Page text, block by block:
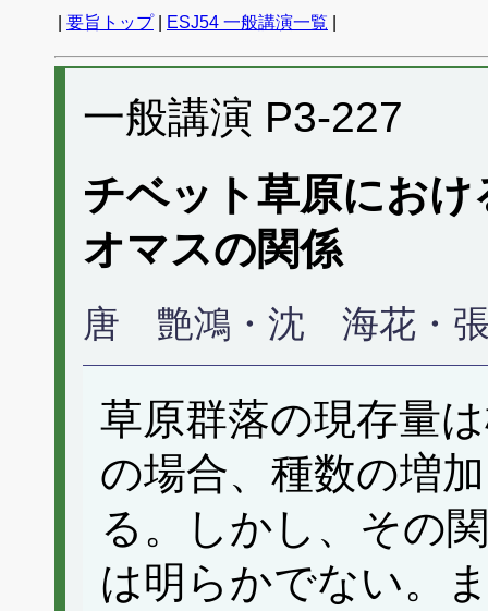
要旨トップ| ESJ54 一般講演一覧
一般講演 P3-227
チベット草原にお
オマスの関係
唐 艶鴻・沈 海花・
草原群落の現存量
の場合、種数の増
る。しかし、その
は明らかでない。